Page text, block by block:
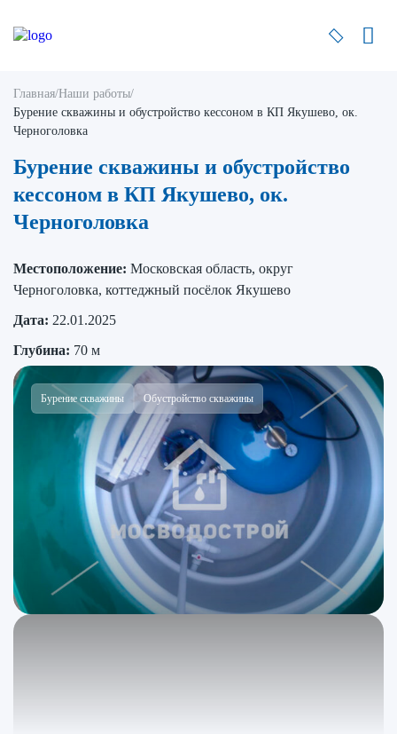
Главная/Наши работы/
Бурение скважины и обустройство кессоном в КП Якушево, ок.
Черноголовка
Бурение скважины и обустройство
кессоном в КП Якушево, ок.
Черноголовка
Местоположение: Московская область, округ
Черноголовка, коттеджный посёлок Якушево
Дата: 22.01.2025
Глубина: 70 м
Бурение скважины Обустройство скважины